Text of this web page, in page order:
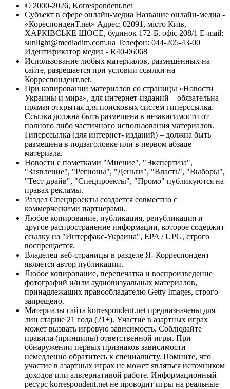
© 2000-2026, Korrespondent.net
Субъект в сфере онлайн-медиа Название онлайн-медиа -
«КореспонденТ.net» Адрес: 02091, місто Київ,
ХАРКІВСЬКЕ ШОСЕ, будинок 172-Б, офіс 208/1 E-mail:
sunlight@mediadim.com.ua Телефон: 044-205-43-00
Идентификатор медиа - R40-06068
Использование любых материалов, размещённых на
сайте, разрешается при условии ссылки на
Корреспондент.net.
При копировании материалов со страницы «Новости
Украины и мира», для интернет-изданий – обязательна
прямая открытая для поисковых систем гиперссылка.
Ссылка должна быть размещена в независимости от
полного либо частичного использования материалов.
Гиперссылка (для интернет- изданий) – должна быть
размещена в подзаголовке или в первом абзаце
материала.
Новости с пометками "Мнение", "Экспертиза",
"Заявление", "Регионы", "Деньги", "Власть", "Выборы",
"Тест-драйв", "Спецпроекты", "Промо" публикуются на
правах рекламы.
Раздел Спецпроекты создается совместно с
коммерческими партнерами.
Любое копирование, публикация, републикация и
другое распространение информации, которое содержит
ссылку на "Интерфакс-Украина", EPA / UPG, строго
воспрещается.
Владелец веб-страницы в разделе Я- Корреспондент
является автор публикации.
Любое копирование, перепечатка и воспроизведение
фотографий и/или аудиовизуальных материалов,
принадлежащих правообладателю Getty Images, строго
запрещено.
Материалы сайта korrespondent.net предназначены для
лиц старше 21 года (21+). Участие в азартных играх
может вызвать игровую зависимость. Соблюдайте
правила (принципы) ответственной игры. При
обнаружении первых признаков зависимости
немедленно обратитесь к специалисту. Помните, что
участие в азартных играх не может являться источником
доходов или альтернативой работе. Информационный
ресурс korrespondent.net не проводит игры на реальные